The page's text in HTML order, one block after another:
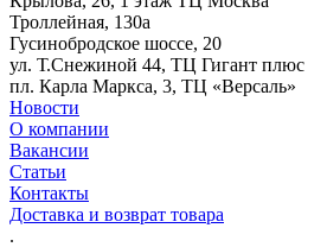
Троллейная, 130а
Гусинобродское шоссе, 20
ул. Т.Снежиной 44, ТЦ Гигант плюс
пл. Карла Маркса, 3, ТЦ «Версаль»
Новости
О компании
Вакансии
Статьи
Контакты
Доставка и возврат товара
.